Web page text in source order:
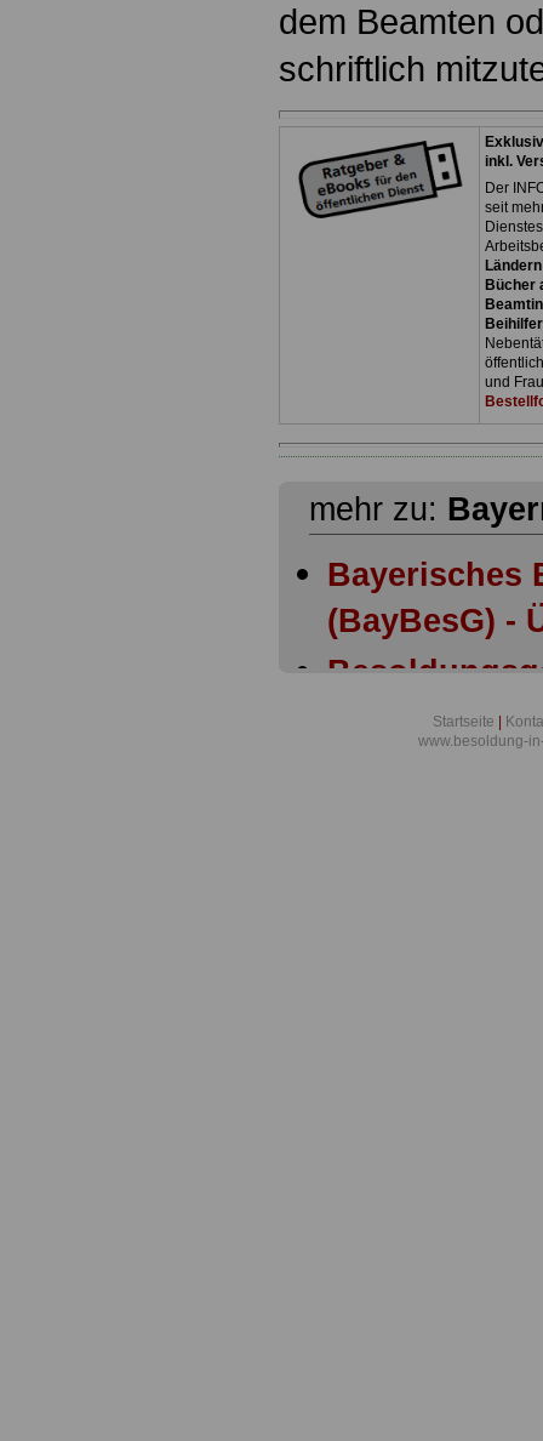
dem Beamten
schriftlich
inkl.
Der
seit
Ländern
Bücher
und
mehr zu:
Bayerisches
(BayBesG) -
Bayern:Startseite
www.besoldung-